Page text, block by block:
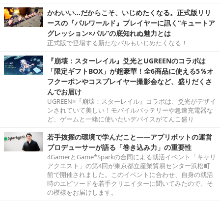
かわいい…だからこそ、いじめたくなる。正式版リリ
ースの『パルワールド』プレイヤーに訊く“キュートア
グレッション×パル”の底知れぬ魅力とは
正式版で登場する新たなパルもいじめたくなる！
『崩壊：スターレイル』爻光とUGREENのコラボは
「限定ギフトBOX」が超豪華！全6商品に使える5％オ
フクーポンやコスプレイヤー撮影会など、盛りだくさ
んでお届け
UGREEN×『崩壊：スターレイル』コラボは、爻光がデザイ
ンされていて美しい！モバイルバッテリーや急速充電器な
ど、ゲームと一緒に使いたいデバイスがてんこ盛り
若手抜擢の環境で学んだこと――アプリボットの運営
プロデューサーが語る「巻き込み力」の重要性
4GamerとGame*Sparkの合同による就活イベント「キャリ
アクエスト」の第4回が東京都立産業貿易センター浜松町
館で開催されました。このイベントに合わせ、自身の就活
時のエピソードを若手クリエイターに聞いてみたので、そ
の模様をお届けします。